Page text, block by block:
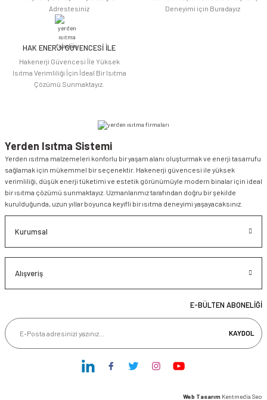
Adrestesiniz
Deneyimi için Buradayız
HAK ENERJİ GÜVENCESİ İLE
Hakenerji Güvencesi İle Yüksek
Isıtma Verimliliği İçin İdeal Bir Isıtma
Çözümü Sunmaktayız.
Yerden Isıtma Sistemi
Yerden ısıtma malzemeleri konforlu bir yaşam alanı oluşturmak ve enerji tasarrufu
sağlamak için mükemmel bir seçenektir. Hakenerji güvencesi ile yüksek
verimliliği, düşük enerji tüketimi ve estetik görünümüyle modern binalar için ideal
bir ısıtma çözümü sunmaktayız. Uzmanlarımız tarafından doğru bir şekilde
kurulduğunda, uzun yıllar boyunca keyifli bir ısıtma deneyimi yaşayacaksınız.
Kurumsal
Alışveriş
E-BÜLTEN ABONELİĞİ
KAYDOL
Web Tasarım Kentmedia Seo